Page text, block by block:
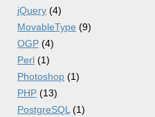
jQuery (4)
MovableType (9)
OGP (4)
Perl (1)
Photoshop (1)
PHP (13)
PostgreSQL (1)